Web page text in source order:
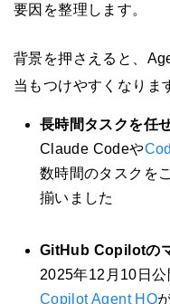
要因を整理します。
背景を押さえると、
当もつけやすくなりま
長時間タスクを任
Claude Codeや
数時間のタスクを
揃いました
GitHub Copilotの
2025年12月10日
Copilot Agent HQ